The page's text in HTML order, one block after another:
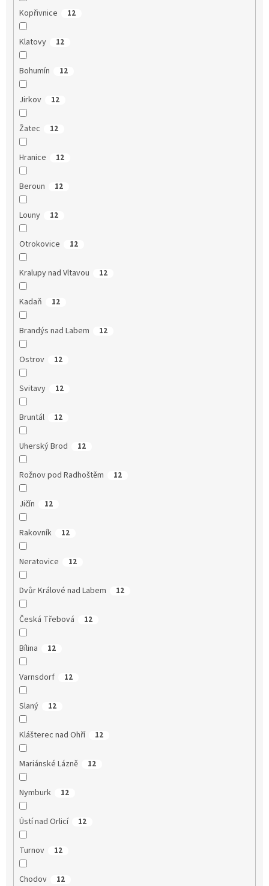
Kopřivnice 12
Klatovy 12
Bohumín 12
Jirkov 12
Žatec 12
Hranice 12
Beroun 12
Louny 12
Otrokovice 12
Kralupy nad Vltavou 12
Kadaň 12
Brandýs nad Labem 12
Ostrov 12
Svitavy 12
Bruntál 12
Uherský Brod 12
Rožnov pod Radhoštěm 12
Jičín 12
Rakovník 12
Neratovice 12
Dvůr Králové nad Labem 12
Česká Třebová 12
Bílina 12
Varnsdorf 12
Slaný 12
Klášterec nad Ohří 12
Mariánské Lázně 12
Nymburk 12
Ústí nad Orlicí 12
Turnov 12
Chodov 12